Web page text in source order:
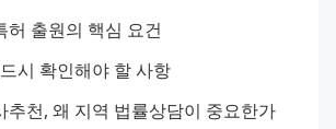
허 출원의 핵심 요건
시 확인해야 할 사항
추천, 왜 지역 법률상담이 중요한가